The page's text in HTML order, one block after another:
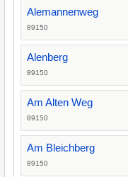
Alemannenweg
89150
Alenberg
89150
Am Alten Weg
89150
Am Bleichberg
89150